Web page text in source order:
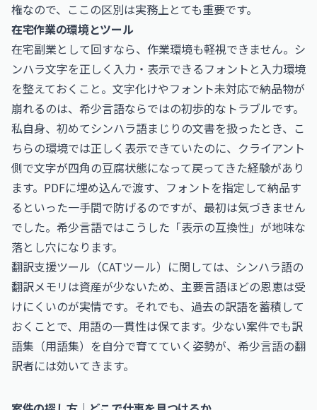
権なので、ここの区別は実務上とても重要です。
在宅作業の環境とツール
在宅副業として回すなら、作業環境も軽視できません。シ
ンハラ文字を正しく入力・表示できるフォントと入力環境
を整えておくこと。文字化けやフォント未対応で納品物が
崩れるのは、希少言語ならではの初歩的なトラブルです。
私自身、初めてシンハラ語まじりの文書を扱ったとき、こ
ちらの環境では正しく表示できていたのに、クライアント
側で文字が四角の豆腐状態になって戻ってきた経験があり
ます。PDFに埋め込んで渡す、フォントを指定して納品す
るといった一手間で防げるのですが、最初は気づきません
でした。希少言語ではこうした「表示の互換性」が地味な
落とし穴になります。
翻訳支援ツール（CATツール）に関しては、シンハラ語の
翻訳メモリは資産が少ないため、主要言語ほどの恩恵は受
けにくいのが実情です。それでも、過去の訳語を蓄積して
おくことで、用語の一貫性は保てます。少ない案件でも訳
語集（用語集）を自分で育てていく姿勢が、希少言語の翻
訳者には効いてきます。